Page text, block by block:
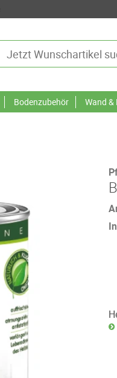
Bodenzubehör Wand &